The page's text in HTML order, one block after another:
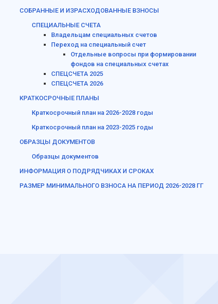
СОБРАННЫЕ И ИЗРАСХОДОВАННЫЕ ВЗНОСЫ
СПЕЦИАЛЬНЫЕ СЧЕТА
Владельцам специальных счетов
Переход на специальный счет
Отдельные вопросы при формировании
фондов на специальных счетах
СПЕЦСЧЕТА 2025
СПЕЦСЧЕТА 2026
КРАТКОСРОЧНЫЕ ПЛАНЫ
Краткосрочный план на 2026-2028 годы
Краткосрочный план на 2023-2025 годы
ОБРАЗЦЫ ДОКУМЕНТОВ
Образцы документов
ИНФОРМАЦИЯ О ПОДРЯДЧИКАХ И СРОКАХ
РАЗМЕР МИНИМАЛЬНОГО ВЗНОСА НА ПЕРИОД 2026-2028 ГГ